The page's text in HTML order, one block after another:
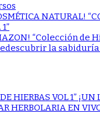
NATURAL!
“Colección de
la
HIERBAS VOL 1” ¡UN
HERBOLARIA EN